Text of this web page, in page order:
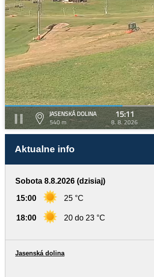
JASENSKÁ DOLINA
540 m
15:11
8. 8. 2026
Aktualne info
Sobota 8.8.2026 (dzisiaj)
15:00 25 °C
18:00 20 do 23 °C
Jasenská dolina